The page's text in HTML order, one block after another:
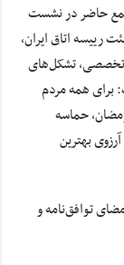
جمع حاضر در نشست
رییسه اتاق ایران،
تخصصی، تشکل‌های
برای همه مردم
۱۲ روزه و جنگ رمضان، حماسه
بهترین
توافق‌نامه و